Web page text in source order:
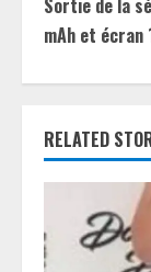
t
u
R
Sortie de la
mAh et écran
RELATED